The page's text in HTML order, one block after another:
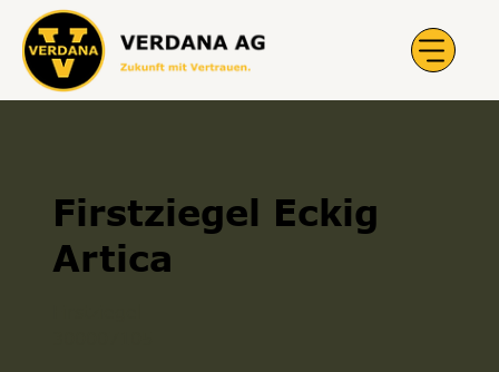
Firstziegel Eckig
Artica